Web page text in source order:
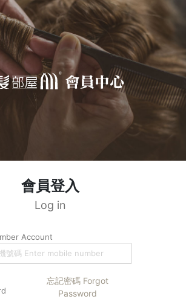
會員登入
Log in
Account
忘記密碼 Forgot
Password